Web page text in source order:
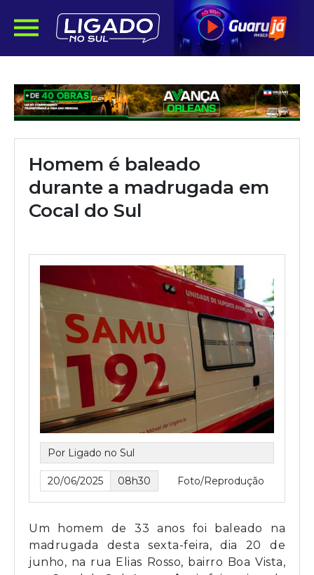
Homem é baleado
durante a madrugada em
Cocal do Sul
Por Ligado no Sul
20/06/2025 08h30 Foto/Reprodução
Um homem de 33 anos foi baleado na
madrugada desta sexta-feira, dia 20 de
junho, na rua Elias Rosso, bairro Boa Vista,